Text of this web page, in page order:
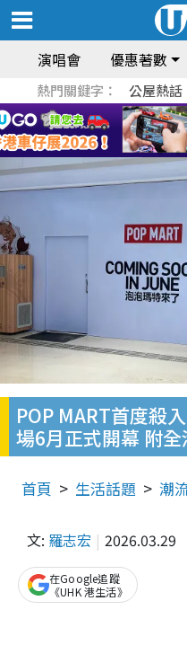
演唱會 優惠著數
熱門關鍵字： 公屋熱話
POP MART首度殺
場6月正式開幕 附
首頁 生活話題 潮
文: 羅志宏 2026.03.29
在Google追蹤
《UHK 港生活》